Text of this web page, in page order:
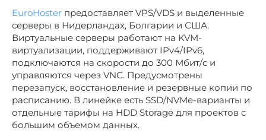
EuroHoster предоставляет VPS/VDS и выделенные
серверы в Нидерландах, Болгарии и США.
Виртуальные серверы работают на KVM-
виртуализации, поддерживают IPv4/IPv6,
подключаются на скорости до 300 Мбит/с и
управляются через VNC. Предусмотрены
перезапуск, восстановление и резервные копии по
расписанию. В линейке есть SSD/NVMe-варианты и
отдельные тарифы на HDD Storage для проектов с
большим объемом данных.